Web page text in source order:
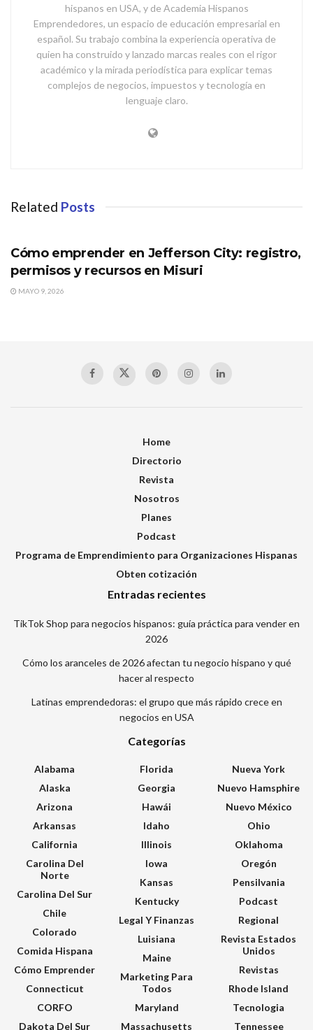
hispanos en USA, y de Academia Hispanos
Emprendedores, un espacio de educación empresarial en
español. Su trabajo combina la experiencia operativa de
quien ha construido y lanzado marcas reales con el rigor
académico y la mirada periodística para explicar temas
complejos de negocios, impuestos y tecnología en
lenguaje claro.
Related Posts
Cómo emprender en Jefferson City: registro,
permisos y recursos en Misuri
MAYO 9, 2026
Home
Directorio
Revista
Nosotros
Planes
Podcast
Programa de Emprendimiento para Organizaciones Hispanas
Obten cotización
Entradas recientes
TikTok Shop para negocios hispanos: guía práctica para vender en
2026
Cómo los aranceles de 2026 afectan tu negocio hispano y qué
hacer al respecto
Latinas emprendedoras: el grupo que más rápido crece en
negocios en USA
Categorías
Alabama
Alaska
Arizona
Arkansas
California
Carolina Del
Norte
Carolina Del Sur
Chile
Colorado
Comida Hispana
Cómo Emprender
Connecticut
CORFO
Dakota Del Sur
Florida
Georgia
Hawái
Idaho
Illinois
Iowa
Kansas
Kentucky
Legal Y Finanzas
Luisiana
Maine
Marketing Para
Todos
Maryland
Massachusetts
Nueva York
Nuevo Hamsphire
Nuevo México
Ohio
Oklahoma
Oregón
Pensilvania
Podcast
Regional
Revista Estados
Unidos
Revistas
Rhode Island
Tecnologia
Tennessee